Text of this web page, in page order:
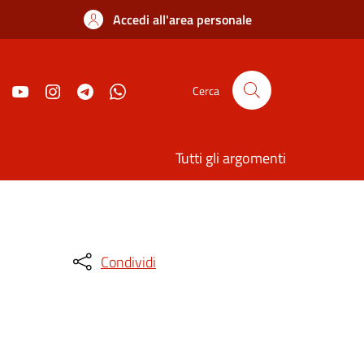
Accedi all'area personale
Cerca
Tutti gli argomenti
Condividi